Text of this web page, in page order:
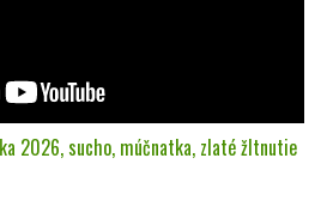
2026, sucho, múčnatka, zlaté žltnutie